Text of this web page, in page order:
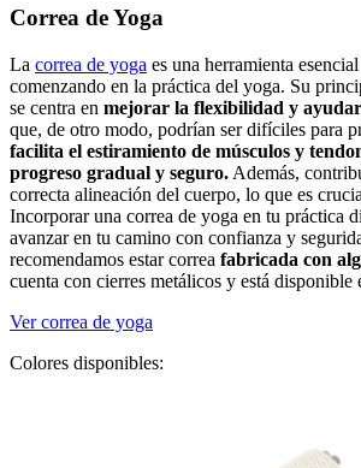
Correa de Yoga
La correa de yoga es una herramienta
comenzando en la práctica del yoga. Su
se centra en mejorar la flexibilidad y
que, de otro modo, podrían ser difíciles para
facilita el estiramiento de músculos y
progreso gradual y seguro. Además,
correcta alineación del cuerpo, lo que es
Incorporar una correa de yoga en tu práctica
avanzar en tu camino con confianza y
recomendamos estar correa fabricada con
cuenta con cierres metálicos y está disponible
Ver correa de yoga
Colores disponibles: